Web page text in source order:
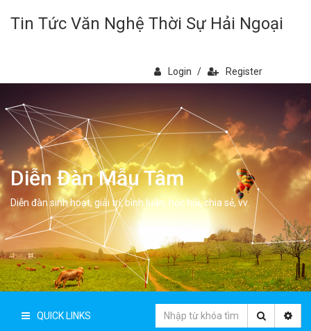
Tin Tức Văn Nghệ Thời Sự Hải Ngoại
Login / Register
Diễn Đàn Mẫu Tâm
Diễn đàn sinh hoạt, giải trí, bình luân, học hỏi, chia sẻ, vv.
QUICK LINKS